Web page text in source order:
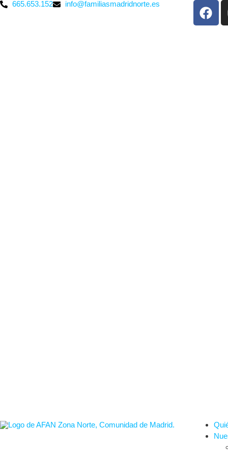
665.653.152 info@familiasmadridnorte.es